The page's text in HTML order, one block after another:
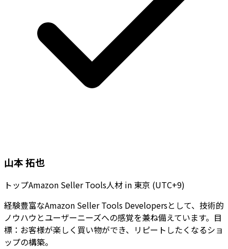
山本 拓也
トップAmazon Seller Tools人材 in 東京 (UTC+9)
経験豊富なAmazon Seller Tools Developersとして、技術的
ノウハウとユーザーニーズへの感覚を兼ね備えています。目
標：お客様が楽しく買い物ができ、リピートしたくなるショ
ップの構築。